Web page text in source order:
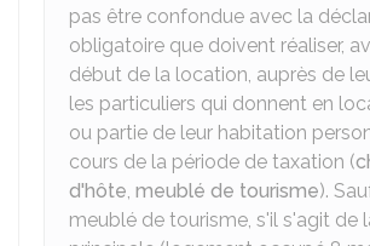
pas être confondue avec la
obligatoire que doivent réaliser,
début de la location, auprès de
les particuliers qui donnent en
ou partie de leur habitation
cours de la période de taxation (
d'hôte, meublé de tourisme).
meublé de tourisme, s'il s'agit de